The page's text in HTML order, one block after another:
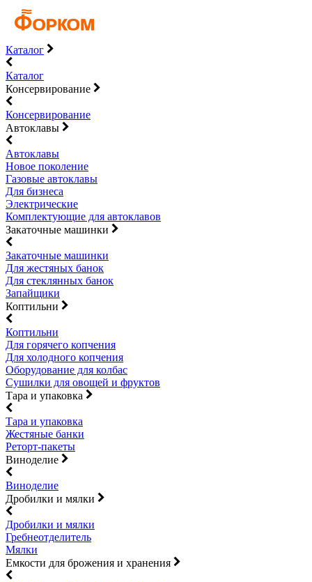
Каталог
Каталог
Консервирование
Консервирование
Автоклавы
Автоклавы
Новое поколение
Газовые автоклавы
Для бизнеса
Электрические
Комплектующие для автоклавов
Закаточные машинки
Закаточные машинки
Для жестяных банок
Для стеклянных банок
Запайщики
Коптильни
Коптильни
Для горячего копчения
Для холодного копчения
Оборудование для колбас
Сушилки для овощей и фруктов
Тара и упаковка
Тара и упаковка
Жестяные банки
Реторт-пакеты
Виноделие
Виноделие
Дробилки и мялки
Дробилки и мялки
Гребнеотделитель
Мялки
Емкости для брожения и хранения